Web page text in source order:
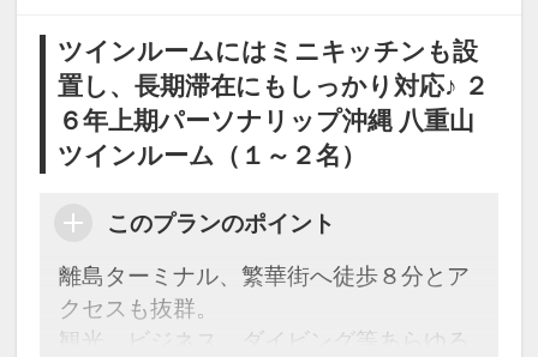
ツインルームにはミニキッチンも設
置し、長期滞在にもしっかり対応♪ ２
６年上期パーソナリップ沖縄 八重山
ツインルーム（１～２名）
このプランのポイント
離島ターミナル、繁華街へ徒歩８分とア
クセスも抜群。
観光、ビジネス、ダイビング等あらゆる